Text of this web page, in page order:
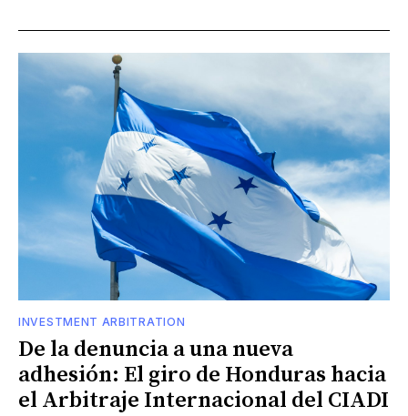
INVESTMENT ARBITRATION
De la denuncia a una nueva
adhesión: El giro de Honduras hacia
el Arbitraje Internacional del CIADI